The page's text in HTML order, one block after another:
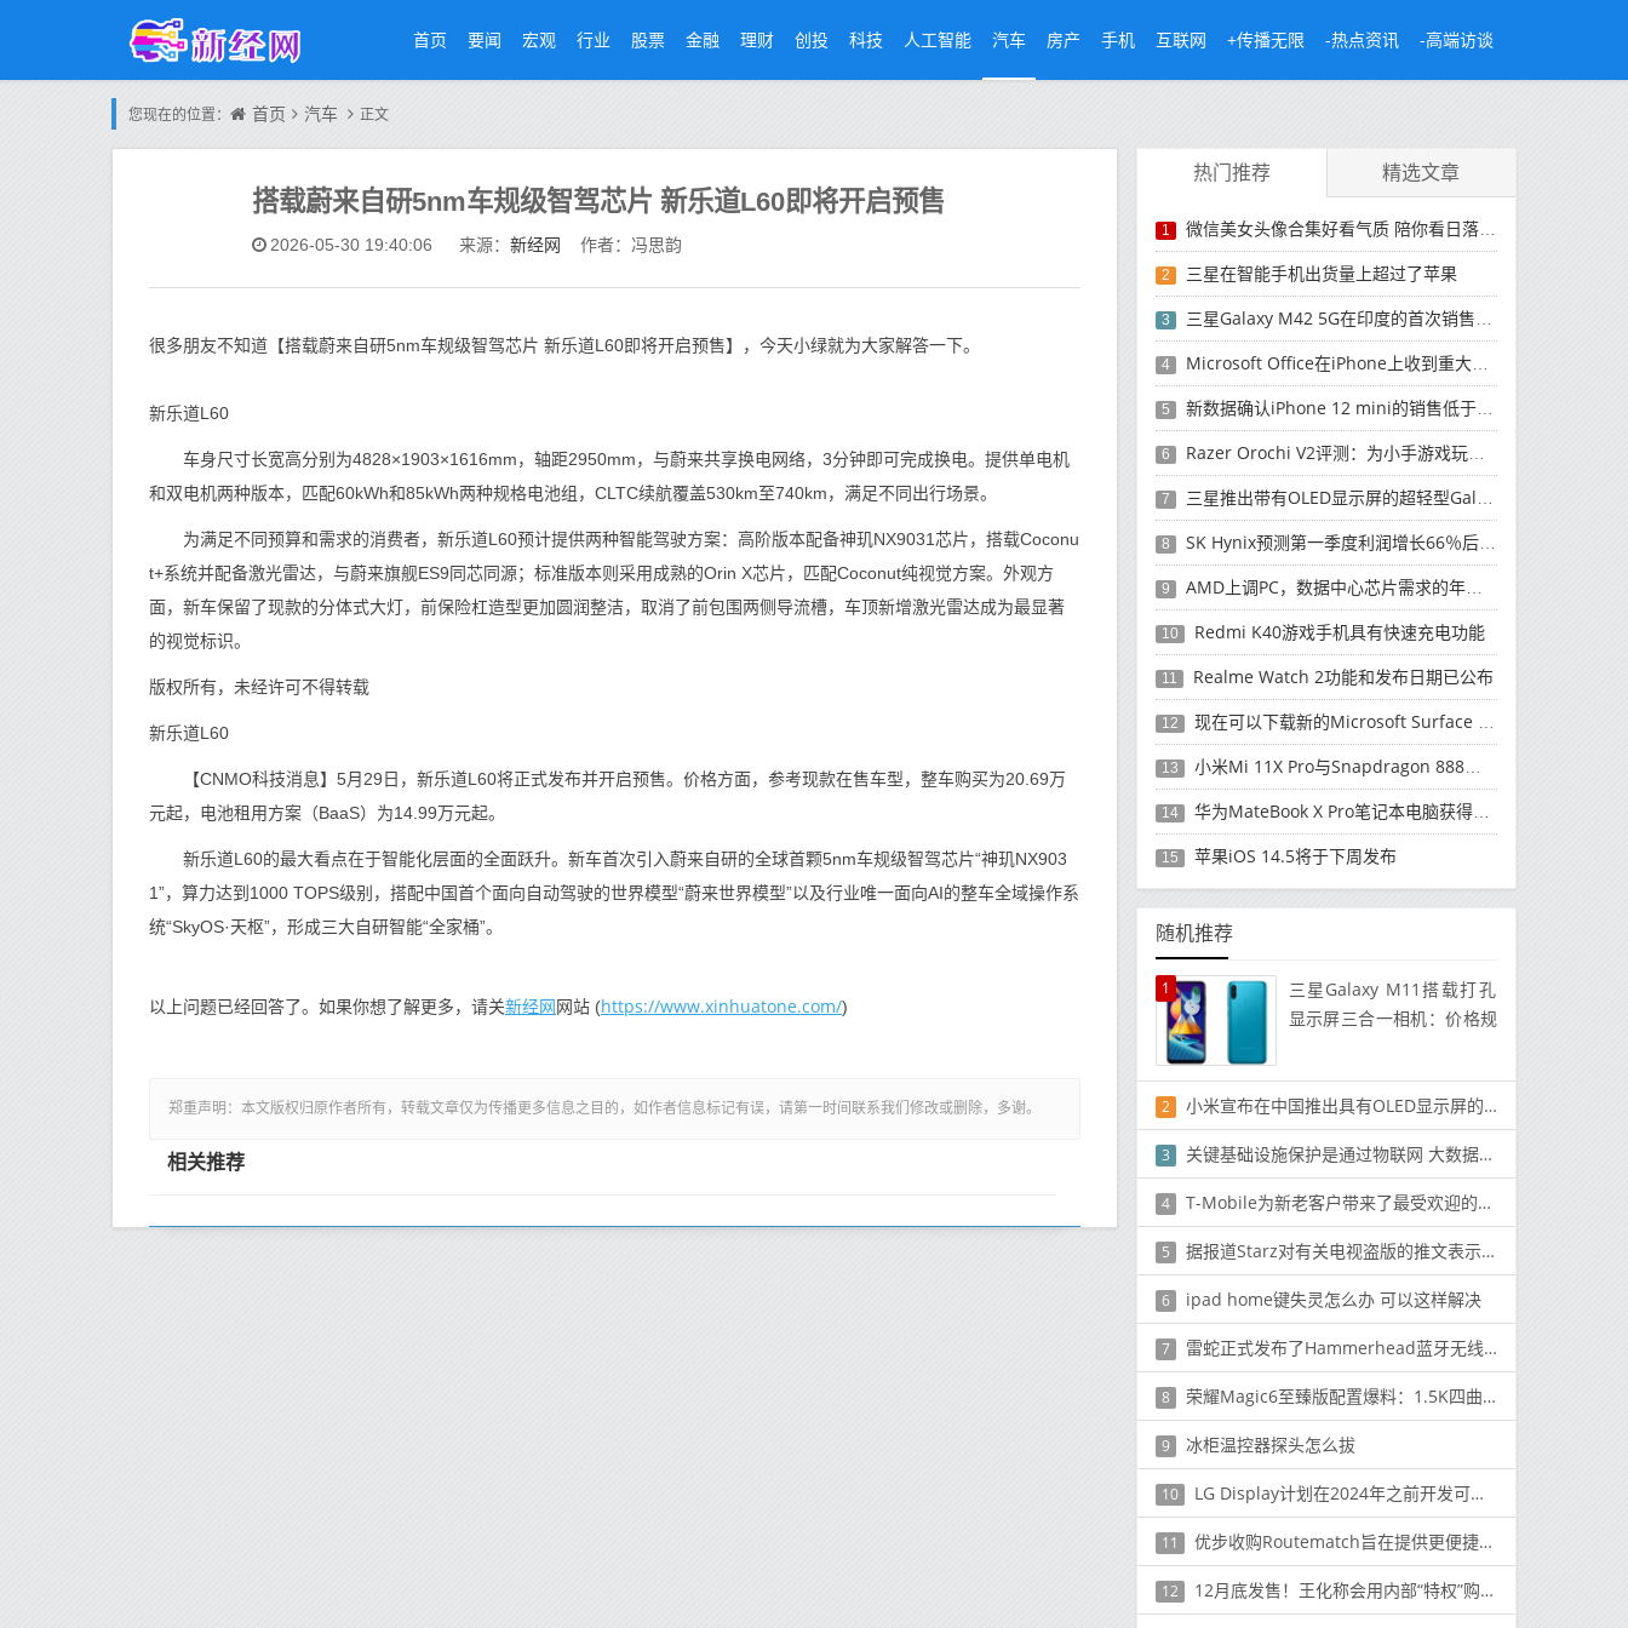
首页 要闻 宏观 行业 股票 金融 理财 创投 科技 人工智能 汽车 房产 手机 互联网 +传播无限 -热点资讯 -高端访谈
您现在的位置： 首页 汽车 正文
搭载蔚来自研5nm车规级智驾芯片 新乐道L60即将开启预售
2026-05-30 19:40:06 来源： 新经网 作者：冯思韵
很多朋友不知道【搭载蔚来自研5nm车规级智驾芯片 新乐道L60即将开启预售】，今天小绿就为大家解答一下。
新乐道L60
车身尺寸长宽高分别为4828×1903×1616mm，轴距2950mm，与蔚来共享换电网络，3分钟即可完成换电。提供单电机
和双电机两种版本，匹配60kWh和85kWh两种规格电池组，CLTC续航覆盖530km至740km，满足不同出行场景。
为满足不同预算和需求的消费者，新乐道L60预计提供两种智能驾驶方案：高阶版本配备神玑NX9031芯片，搭载Coconu
t+系统并配备激光雷达，与蔚来旗舰ES9同芯同源；标准版本则采用成熟的Orin X芯片，匹配Coconut纯视觉方案。外观方
面，新车保留了现款的分体式大灯，前保险杠造型更加圆润整洁，取消了前包围两侧导流槽，车顶新增激光雷达成为最显著
的视觉标识。
版权所有，未经许可不得转载
新乐道L60
【CNMO科技消息】5月29日，新乐道L60将正式发布并开启预售。价格方面，参考现款在售车型，整车购买为20.69万
元起，电池租用方案（BaaS）为14.99万元起。
新乐道L60的最大看点在于智能化层面的全面跃升。新车首次引入蔚来自研的全球首颗5nm车规级智驾芯片“神玑NX903
1”，算力达到1000 TOPS级别，搭配中国首个面向自动驾驶的世界模型“蔚来世界模型”以及行业唯一面向AI的整车全域操作系
统“SkyOS·天枢”，形成三大自研智能“全家桶”。
以上问题已经回答了。如果你想了解更多，请关新经网网站 (https://www.xinhuatone.com/)
郑重声明：本文版权归原作者所有，转载文章仅为传播更多信息之目的，如作者信息标记有误，请第一时间联系我们修改或删除，多谢。
相关推荐
热门推荐 精选文章
1 微信美女头像合集好看气质 陪你看日落的人比日落更浪漫
2 三星在智能手机出货量上超过了苹果
3 三星Galaxy M42 5G在印度的首次销售将于今晚开始
4 Microsoft Office在iPhone上收到重大更新
5 新数据确认iPhone 12 mini的销售低于预期
6 Razer Orochi V2评测：为小手游戏玩家设计的鼠标
7 三星推出带有OLED显示屏的超轻型Galaxy Book Pro和Galaxy Book Pro 360笔记本电脑
8 SK Hynix预测第一季度利润增长66％后，对芯片的需求将增强
9 AMD上调PC，数据中心芯片需求的年度收入预测
10 Redmi K40游戏手机具有快速充电功能
11 Realme Watch 2功能和发布日期已公布
12 现在可以下载新的Microsoft Surface Duo更新
13 小米Mi 11X Pro与Snapdragon 888处理器一起发布
14 华为MateBook X Pro笔记本电脑获得全新升级
15 苹果iOS 14.5将于下周发布
随机推荐
1
三星Galaxy M11搭载打孔
显示屏三合一相机：价格规
2 小米宣布在中国推出具有OLED显示屏的Master TV
3 关键基础设施保护是通过物联网 大数据和云完成的
4 T-Mobile为新老客户带来了最受欢迎的交易之一
5 据报道Starz对有关电视盗版的推文表示歉意
6 ipad home键失灵怎么办 可以这样解决
7 雷蛇正式发布了Hammerhead蓝牙无线耳机
8 荣耀Magic6至臻版配置爆料：1.5K四曲屏+50MP主摄
9 冰柜温控器探头怎么拔
10 LG Display计划在2024年之前开发可拉伸屏幕，这将很快成为现实
11 优步收购Routematch旨在提供更便捷的公共交通
12 12月底发售！王化称会用内部“特权”购买K70 Pro冠军版